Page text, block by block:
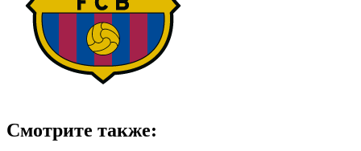
Смотрите также: